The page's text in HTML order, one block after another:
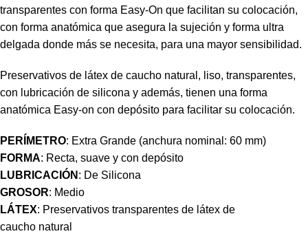
transparentes con forma Easy-On que facilitan su colocación,
con forma anatómica que asegura la sujeción y forma ultra
delgada donde más se necesita, para una mayor sensibilidad.
Preservativos de látex de caucho natural, liso, transparentes,
con lubricación de silicona y además, tienen una forma
anatómica Easy-on con depósito para facilitar su colocación.
PER METRO: Extra Grande (anchura nominal: 60 mm)
FORMA: Recta, suave y con depósito
LUBRICACIÓN : De Silicona
GROSOR: Medio
LÁTEX: Preservativos transparentes de látex de
caucho natural